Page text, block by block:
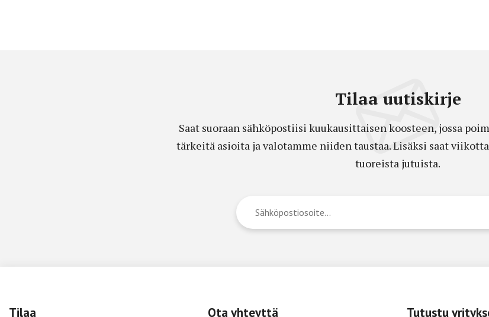
Tilaa uutiskirje
Saat suoraan sähköpostiisi kuukausittaisen koosteen, jossa
tärkeitä asioita ja valotamme niiden taustaa. Lisäksi saat
tuoreista jutuista.
Tilaa Ota yhteyttä Tutustu